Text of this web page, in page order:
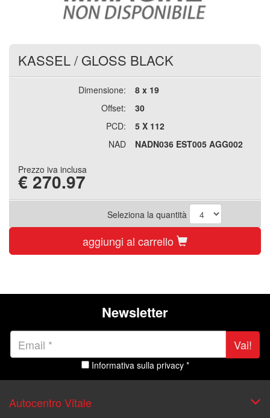
KASSEL/ GLOSS BLACK
Dimensione:
8 x 19
Offset:
30
PCD:
5 X 112
NAD
NADN036 EST005 AGG002
Prezzo iva inclusa
€ 270.97
Seleziona la quantità
aggiungi al carrello
Newsletter
Vai!
Informativa sulla privacy *
Autocentro Vitale